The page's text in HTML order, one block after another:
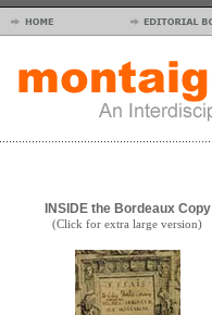
INSIDE the Bordeaux Copy
(Click for extra large version)